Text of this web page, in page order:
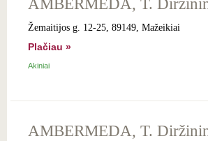
AMBERMEDA, T.
Žemaitijos g. 12-25, 89149, Mažeikiai
Plačiau »
Akiniai
AMBERMEDA, T.